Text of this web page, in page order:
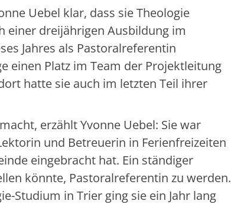
Uebel klar, dass sie Theologie
einer dreijährigen Ausbildung im
Jahres als Pastoralreferentin
einen Platz im Team der Projektleitung
hatte sie auch im letzten Teil ihrer
erzählt Yvonne Uebel: Sie war
und Betreuerin in Ferienfreizeiten
eingebracht hat. Ein ständiger
könnte, Pastoralreferentin zu werden.
Studium in Trier ging sie ein Jahr lang